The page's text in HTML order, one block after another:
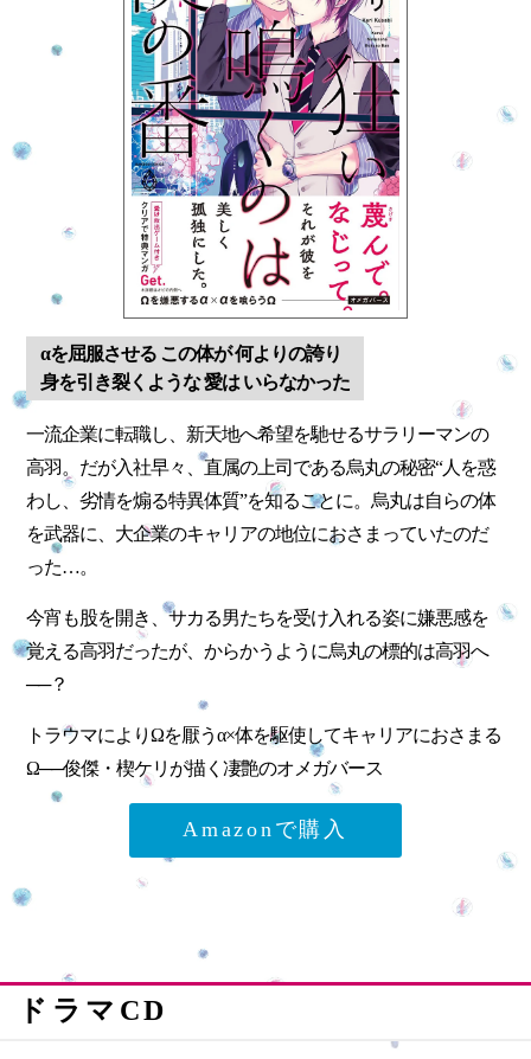
αを屈服させる この体が 何よりの誇り
身を引き裂くような 愛は いらなかった
一流企業に転職し、新天地へ希望を馳せるサラリーマンの
高羽。だが入社早々、直属の上司である烏丸の秘密“人を惑
わし、劣情を煽る特異体質”を知ることに。烏丸は自らの体
を武器に、大企業のキャリアの地位におさまっていたのだ
った…。
今宵も股を開き、サカる男たちを受け入れる姿に嫌悪感を
覚える高羽だったが、からかうように烏丸の標的は高羽へ
──？
トラウマによりΩを厭うα×体を駆使してキャリアにおさまる
Ω──俊傑・楔ケリが描く凄艶のオメガバース
Amazonで購入
ドラマCD